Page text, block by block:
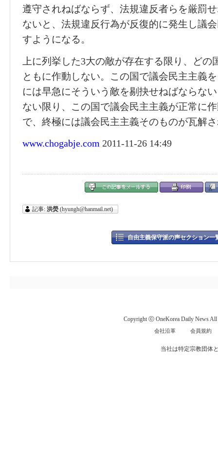
遵守されねばならず、法規違反者らを厳罰
ないと、法規違反行為が反復的に発生し議
すようになる。
上に列挙した3大の敵が存在する限り、ど
ともに作動しない。この国で議会民主主義
には早急にそういう敵を剔抉せねばならな
ない限り、この国で議会民主主義が正常に
で、終極には議会民主主義そのものが瓦解
www.chogabje.com 2011-11-26 14:49
記事: 洪熒 (hyungh@hanmail.net)
自由主義保守派の声セクション一
Copyright ⓒ OneKorea Daily News All
会社沿革 会員規約
当社は特定宗教団体